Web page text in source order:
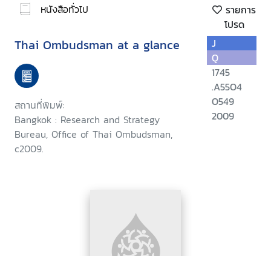
หนังสือทั่วไป
รายการ
โปรด
Thai Ombudsman at a glance
สถานที่พิมพ์:
Bangkok : Research and Strategy
Bureau, Office of Thai Ombudsman,
c2009.
J
Q
1745
.A55O4
O549
2009